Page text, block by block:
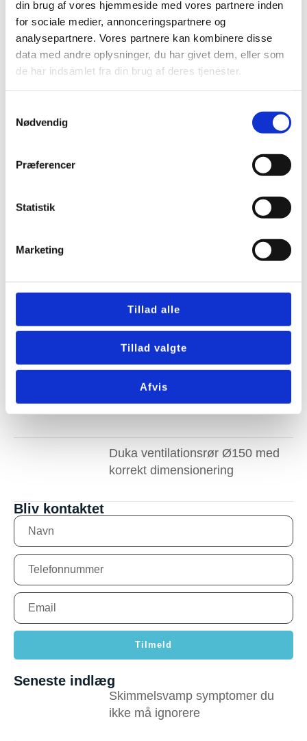
din brug af vores hjemmeside med vores partnere inden
for sociale medier, annonceringspartnere og
analysepartnere. Vores partnere kan kombinere disse
data med andre oplysninger, du har givet dem, eller som
de har indsamlet fra din brug af deres tjenester.
Nødvendig
Præferencer
Statistik
Marketing
Tillad alle
Tillad valgte
Afvis
Montering af ventilationsanlæg
Roskilde til bedre indeklima
Duka kælder ventilation mod fugt
og tung kælderluft
varmegenvinding jem og fix vælg
Ventilator badeværelse duka
vedligehold af ventilation
Service af ventilationsanlæg
Haderslev giver bedre drift
Rens af ventilationsanlæg
Odense for bedre indeklima
Duka ventilationsrør Ø150 med
korrekt dimensionering
Bliv kontaktet
Tilmeld
Seneste indlæg
Skimmelsvamp symptomer du
ikke må ignorere ​